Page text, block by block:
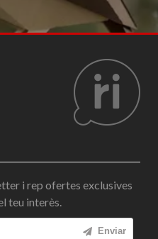
i rep ofertes exclusives
teu interès.
Enviar